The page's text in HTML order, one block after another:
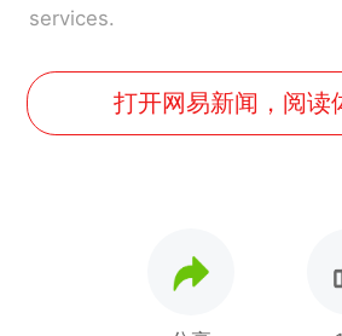
services.
打开网易新闻，阅读